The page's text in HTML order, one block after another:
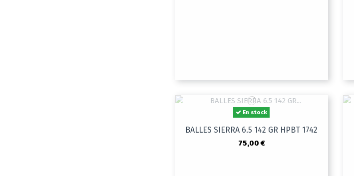
En stock
BALLES SIERRA 6.5 142 GR HPBT 1742
75,00 €